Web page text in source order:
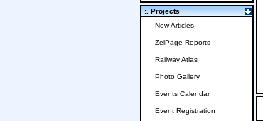
:. Projects
New Articles
ZelPage Reports
Railway Atlas
Photo Gallery
Events Calendar
Event Registration